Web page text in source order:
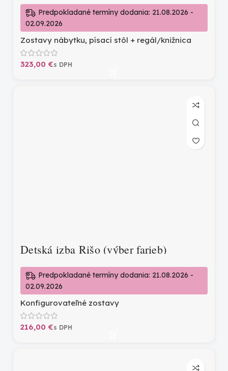
Predpokladané termíny dodania: 21.08.2026 -
02.09.2026
Zostavy nábytku, písací stôl + regál/knižnica
€
Detská izba Rišo (výber farieb)
Predpokladané termíny dodania: 21.08.2026 -
02.09.2026
Konfigurovateľné zostavy
€